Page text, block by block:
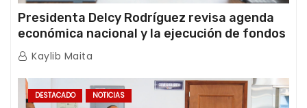
Presidenta Delcy Rodríguez revisa agenda
económica nacional y la ejecución de fondos
de emergencia post-sismos
Kaylib Maita
DESTACADO NOTICIAS